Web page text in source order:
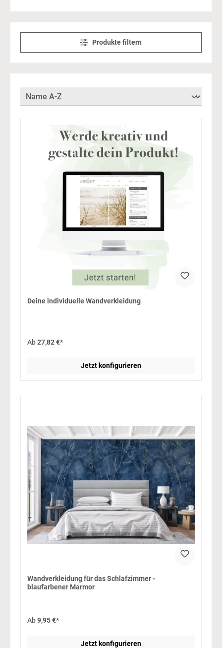
Produkte filtern
Deine individuelle Wandverkleidung
Ab27,82 €*
Jetzt konfigurieren
Wandverkleidung für das Schlafzimmer -
blaufarbener Marmor
Ab9,95 €*
Jetzt konfigurieren